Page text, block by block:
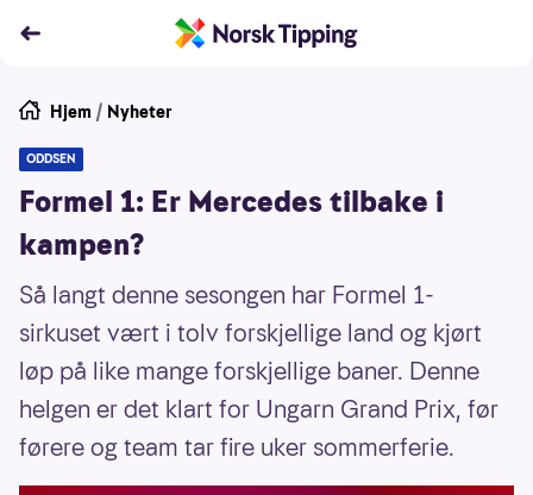
Hjem / Nyheter
ODDSEN
Formel 1: Er Mercedes tilbake i
kampen?
Så langt denne sesongen har Formel 1-
sirkuset vært i tolv forskjellige land og kjørt
løp på like mange forskjellige baner. Denne
helgen er det klart for Ungarn Grand Prix, før
førere og team tar fire uker sommerferie.